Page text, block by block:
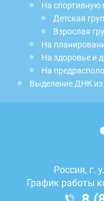
На спортивную
Детская
Взрослая
На
На здоровье и
На
Выделение ДНК из
Россия, г.
График работы